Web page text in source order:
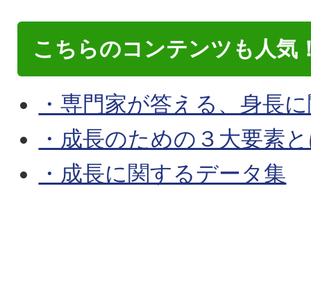
こちらのコンテンツも人気
・専門家が答える、身長
・成長のための３大要素
・成長に関するデータ集